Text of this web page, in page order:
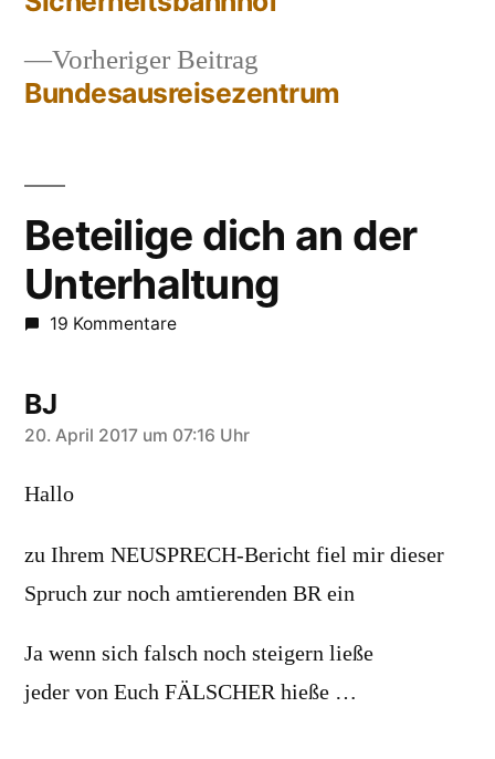
Beitragsnavigation
Vorheriger Beitrag
Beitrag:
Bundesausreisezentrum
Beteilige dich an der
Unterhaltung
19 Kommentare
BJ
sagt:
20. April 2017 um 07:16 Uhr
Hallo
zu Ihrem NEUSPRECH-Bericht fiel mir dieser
Spruch zur noch amtierenden BR ein
Ja wenn sich falsch noch steigern ließe
jeder von Euch FÄLSCHER hieße …